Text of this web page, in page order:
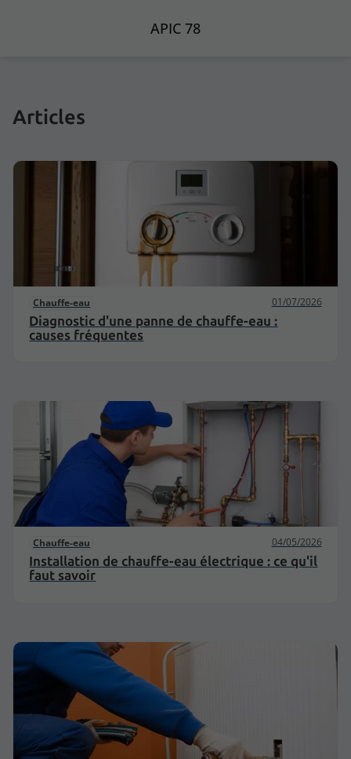
APIC 78
Articles
Chauffe-eau 01/07/2026
Diagnostic d'une panne de chauffe-eau :
causes fréquentes
Chauffe-eau 04/05/2026
Installation de chauffe-eau électrique : ce qu'il
faut savoir